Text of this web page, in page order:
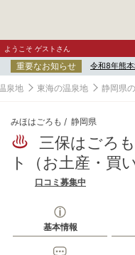
ようこそ ゲストさん
重要なお知らせ 令和8年熊
泉地 東海の温泉地 静岡県
みほはごろも 静岡県
三保はごろ
ト（お土産・買い
口コミ募集中
基本情報